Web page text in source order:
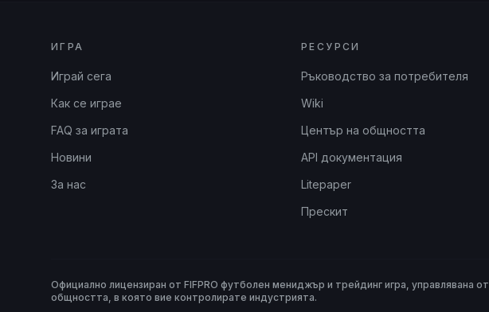
ИГРА
Играй сега
Как се играе
FAQ за играта
Новини
За нас
РЕСУРСИ
Ръководство за потребителя
Wiki
Център на общността
API документация
Litepaper
Прескит
Официално лицензиран от FIFPRO футболен мениджър и трейдинг игра, управлявана от
общността, в която вие контролирате индустрията.